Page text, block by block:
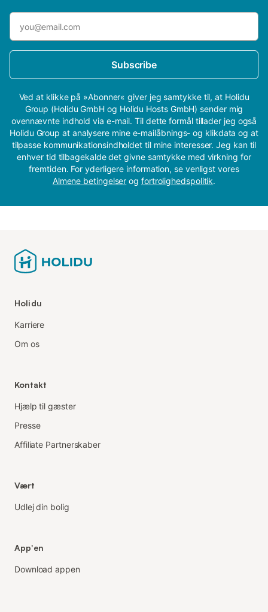
Subscribe
Ved at klikke på »Abonner« giver jeg samtykke til, at Holidu
Group (Holidu GmbH og Holidu Hosts GmbH) sender mig
ovennævnte indhold via e-mail. Til dette formål tillader jeg også
Holidu Group at analysere mine e-mailåbnings- og klikdata og at
tilpasse kommunikationsindholdet til mine interesser. Jeg kan til
enhver tid tilbagekalde det givne samtykke med virkning for
fremtiden. For yderligere information, se venligst vores
Almene betingelser og fortrolighedspolitik.
Holidu
Karriere
Om os
Kontakt
Hjælp til gæster
Presse
Affiliate Partnerskaber
Vært
Udlej din bolig
App'en
Download appen